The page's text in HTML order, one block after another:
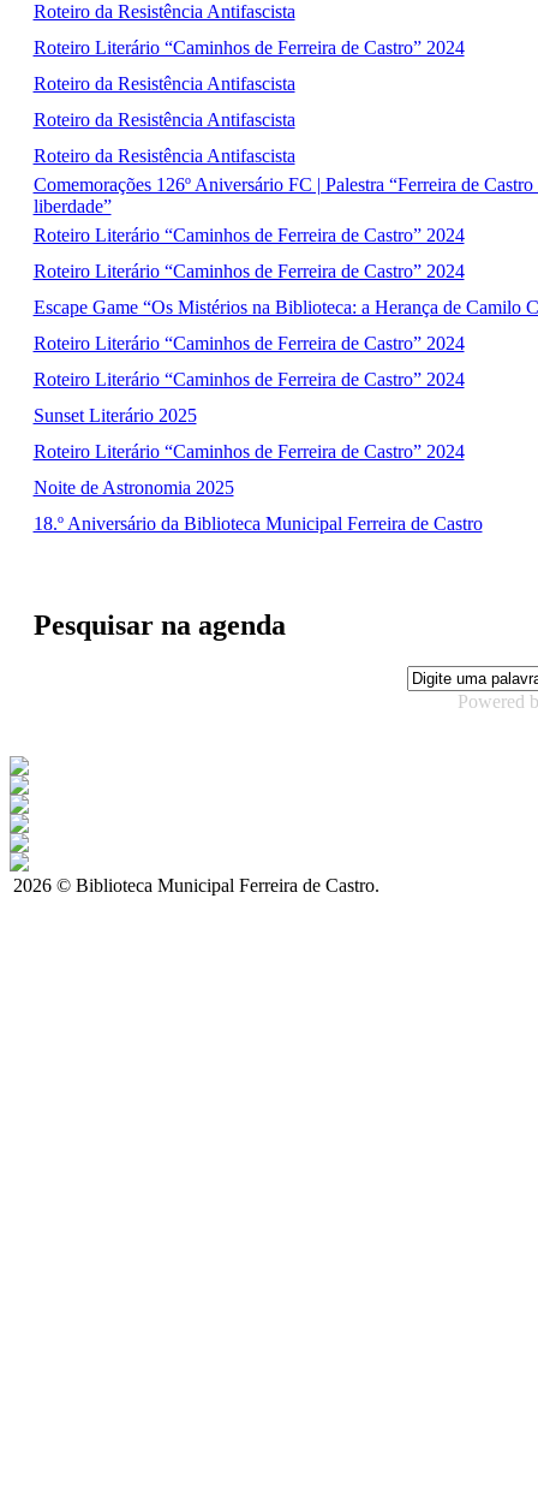
Roteiro da Resistência Antifascista
Roteiro Literário “Caminhos de Ferreira de Castro” 2024
Roteiro da Resistência Antifascista
Roteiro da Resistência Antifascista
Roteiro da Resistência Antifascista
Comemorações 126º Aniversário FC | Palestra “Ferreira de
liberdade”
Roteiro Literário “Caminhos de Ferreira de Castro” 2024
Roteiro Literário “Caminhos de Ferreira de Castro” 2024
Escape Game “Os Mistérios na Biblioteca: a Herança de Camilo
Roteiro Literário “Caminhos de Ferreira de Castro” 2024
Roteiro Literário “Caminhos de Ferreira de Castro” 2024
Sunset Literário 2025
Roteiro Literário “Caminhos de Ferreira de Castro” 2024
Noite de Astronomia 2025
18.º Aniversário da Biblioteca Municipal Ferreira de Castro
Pesquisar na agenda
Powered
2026 © Biblioteca Municipal Ferreira de Castro.